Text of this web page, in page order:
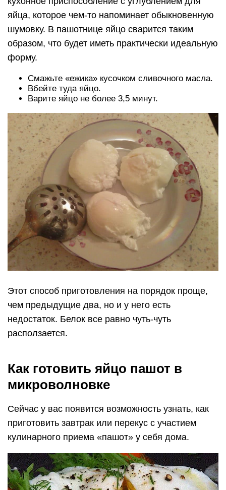
яйца, которое чем-то напоминает обыкновенную
шумовку. В пашотнице яйцо сварится таким
образом, что будет иметь практически идеальную
форму.
Смажьте «ежика» кусочком сливочного масла.
Вбейте туда яйцо.
Варите яйцо не более 3,5 минут.
Этот способ приготовления на порядок проще,
чем предыдущие два, но и у него есть
недостаток. Белок все равно чуть-чуть
расползается.
Как готовить яйцо пашот в
микроволновке
Сейчас у вас появится возможность узнать, как
приготовить завтрак или перекус с участием
кулинарного приема «пашот» у себя дома.